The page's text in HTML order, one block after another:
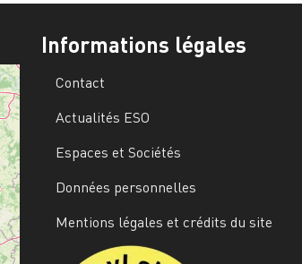
Informations légales
Contact
Actualités ESO
Espaces et Sociétés
Données personnelles
Mentions légales et crédits du site